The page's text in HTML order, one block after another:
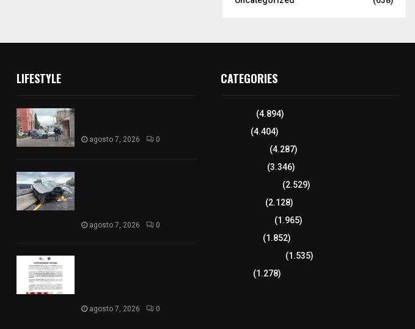
LIFESTYLE
agosto 7, 2026 0
agosto 7, 2026 0
agosto 7, 2026 0
CATEGORIES
(4.894)
(4.404)
(4.287)
(3.346)
(2.529)
(2.128)
(1.965)
(1.852)
(1.535)
(1.278)